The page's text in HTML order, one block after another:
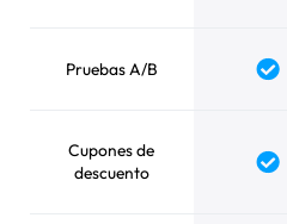
Pruebas A/B Yes
Cupones de
descuento
Yes